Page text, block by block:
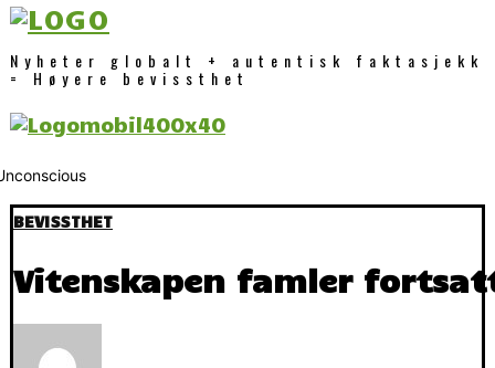
Nyheter globalt + autentisk faktasjekk
= Høyere bevissthet
BEVISSTHET
Vitenskapen famler